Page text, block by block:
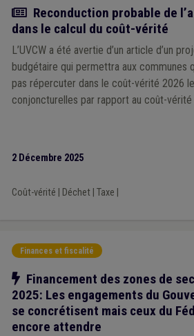
Actualité
Reconduction probable de
dans le calcul du coût-vérité
L’UVCW a été avertie d’un article d’un
budgétaire qui permettra aux communes
pas répercuter dans le coût-vérité 2026
conjoncturelles par rapport au coût-vérité
2 Décembre 2025
Coût-vérité Déchet| Taxe
Finances et fiscalité
Notre action
Financement des zones de
2025: Les engagements du
se concrétisent mais ceux du
encore attendre